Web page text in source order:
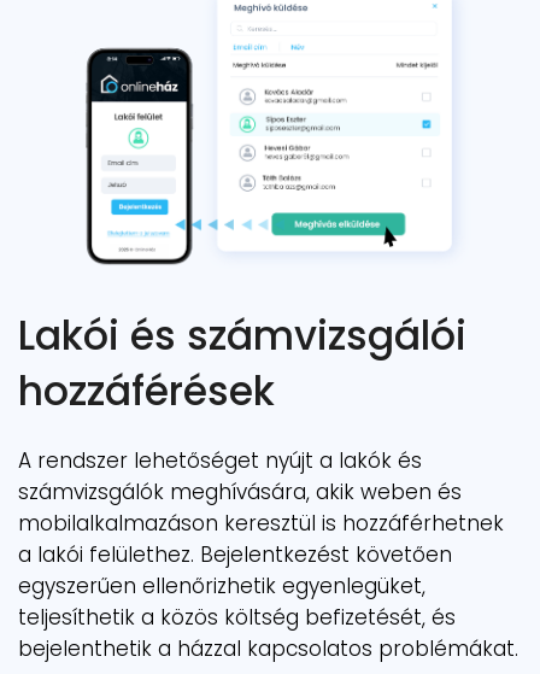
Lakói és számvizsgálói
hozzáférések
A rendszer lehetőséget nyújt a lakók és
számvizsgálók meghívására, akik weben és
mobilalkalmazáson keresztül is hozzáférhetnek
a lakói felülethez. Bejelentkezést követően
egyszerűen ellenőrizhetik egyenlegüket,
teljesíthetik a közös költség befizetését, és
bejelenthetik a házzal kapcsolatos problémákat.